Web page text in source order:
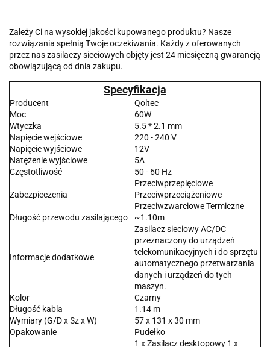
Zależy Ci na wysokiej jakości kupowanego produktu? Nasze
rozwiązania spełnią Twoje oczekiwania. Każdy z oferowanych
przez nas zasilaczy sieciowych objęty jest 24 miesięczną gwarancją
obowiązującą od dnia zakupu.
Specyfikacja
Producent
Qoltec
Moc
60W
Wtyczka
5.5 * 2.1 mm
Napięcie wejściowe
220 - 240 V
Napięcie wyjściowe
12V
Natężenie wyjściowe
5A
Częstotliwość
50 - 60 Hz
Zabezpieczenia
Przeciwprzepięciowe
Przeciwprzeciążeniowe
Przeciwzwarciowe Termiczne
Długość przewodu zasilającego
~1.10m
Informacje dodatkowe
Zasilacz sieciowy AC/DC
przeznaczony do urządzeń
telekomunikacyjnych i do sprzętu
automatycznego przetwarzania
danych i urządzeń do tych
maszyn.
Kolor
Czarny
Długość kabla
1.14 m
Wymiary (G/D x Sz x W)
57 x 131 x 30 mm
Opakowanie
Pudełko
1 x Zasilacz desktopowy 1 x